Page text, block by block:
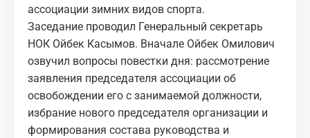
ассоциации зимних видов спорта.
Заседание проводил Генеральный секретарь
НОК Ойбек Касымов. Вначале Ойбек Омилович
озвучил вопросы повестки дня: рассмотрение
заявления председателя ассоциации об
освобождении его с занимаемой должности,
избрание нового председателя организации и
формирования состава руководства и